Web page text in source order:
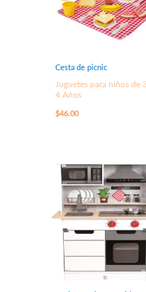
Cesta de picnic
Juguetes para niños de
4 Años
$46.00